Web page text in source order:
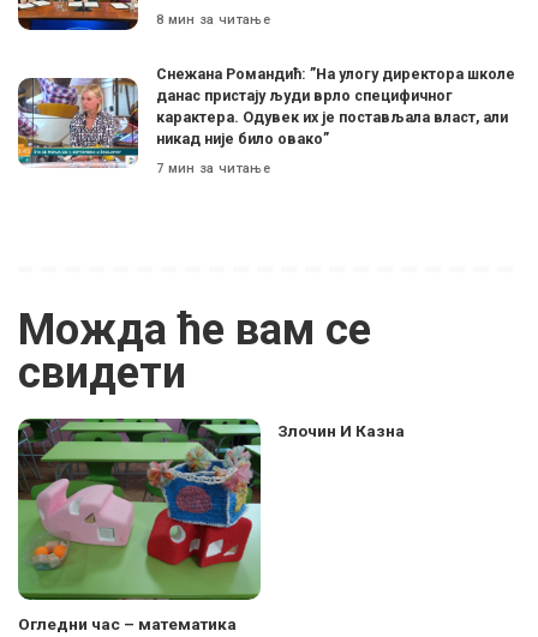
8 мин за читање
Снежана Романдић: ”На улогу директора школе
данас пристају људи врло специфичног
карактера. Одувек их је постављала власт, али
никад није било овако”
7 мин за читање
Можда ће вам се
свидети
Огледни час – математика
Злочин И Казна